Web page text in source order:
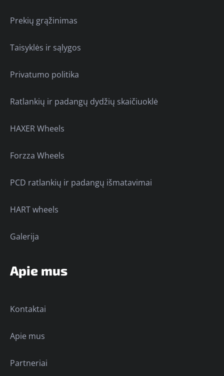
Prekių grąžinimas
Taisyklės ir sąlygos
Privatumo politika
Ratlankių ir padangų dydžių skaičiuoklė
HAXER Wheels
Forzza Wheels
PCD ratlankių ir padangų išmatavimai
HART wheels
Galerija
Apie mus
Kontaktai
Apie mus
Partneriai